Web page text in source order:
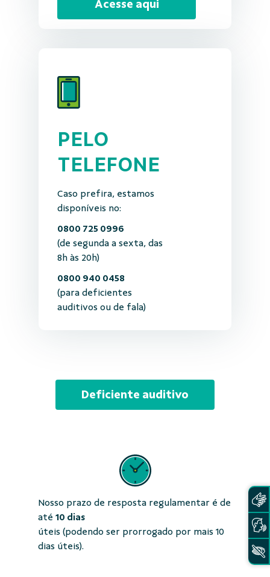
Acesse aqui
PELO
TELEFONE
Caso prefira, estamos
disponíveis no:
0800 725 0996
(de segunda a sexta, das
8h às 20h)
0800 940 0458
(para deficientes
auditivos ou de fala)
Deficiente auditivo
Nosso prazo de resposta regulamentar é de
até 10 dias
úteis (podendo ser prorrogado por mais 10
dias úteis).